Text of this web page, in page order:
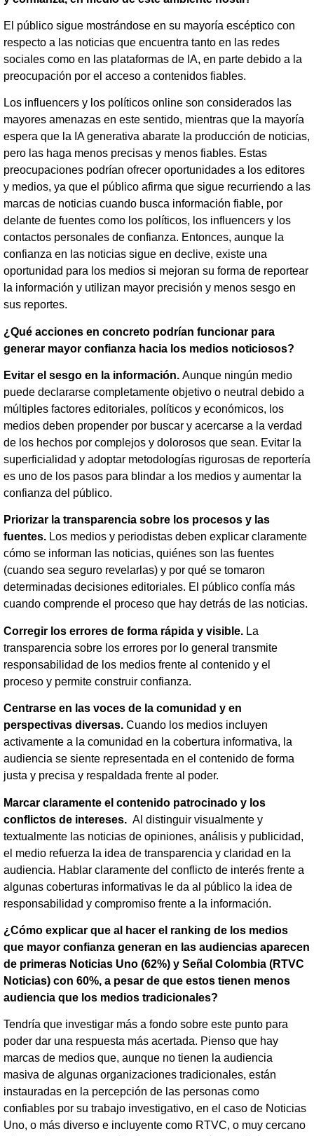
El público sigue mostrándose en su mayoría escéptico con
respecto a las noticias que encuentra tanto en las redes
sociales como en las plataformas de IA, en parte debido a la
preocupación por el acceso a contenidos fiables.
Los influencers y los políticos online son considerados las
mayores amenazas en este sentido, mientras que la mayoría
espera que la IA generativa abarate la producción de noticias,
pero las haga menos precisas y menos fiables. Estas
preocupaciones podrían ofrecer oportunidades a los editores
y medios, ya que el público afirma que sigue recurriendo a las
marcas de noticias cuando busca información fiable, por
delante de fuentes como los políticos, los influencers y los
contactos personales de confianza. Entonces, aunque la
confianza en las noticias sigue en declive, existe una
oportunidad para los medios si mejoran su forma de reportear
la información y utilizan mayor precisión y menos sesgo en
sus reportes.
¿Qué acciones en concreto podrían funcionar para
generar mayor confianza hacia los medios noticiosos?
Evitar el sesgo en la información. Aunque ningún medio
puede declararse completamente objetivo o neutral debido a
múltiples factores editoriales, políticos y económicos, los
medios deben propender por buscar y acercarse a la verdad
de los hechos por complejos y dolorosos que sean. Evitar la
superficialidad y adoptar metodologías rigurosas de reportería
es uno de los pasos para blindar a los medios y aumentar la
confianza del público.
Priorizar la transparencia sobre los procesos y las
fuentes. Los medios y periodistas deben explicar claramente
cómo se informan las noticias, quiénes son las fuentes
(cuando sea seguro revelarlas) y por qué se tomaron
determinadas decisiones editoriales. El público confía más
cuando comprende el proceso que hay detrás de las noticias.
Corregir los errores de forma rápida y visible. La
transparencia sobre los errores por lo general transmite
responsabilidad de los medios frente al contenido y el
proceso y permite construir confianza.
Centrarse en las voces de la comunidad y en
perspectivas diversas. Cuando los medios incluyen
activamente a la comunidad en la cobertura informativa, la
audiencia se siente representada en el contenido de forma
justa y precisa y respaldada frente al poder.
Marcar claramente el contenido patrocinado y los
conflictos de intereses. Al distinguir visualmente y
textualmente las noticias de opiniones, análisis y publicidad,
el medio refuerza la idea de transparencia y claridad en la
audiencia. Hablar claramente del conflicto de interés frente a
algunas coberturas informativas le da al público la idea de
responsabilidad y compromiso frente a la información.
¿Cómo explicar que al hacer el ranking de los medios
que mayor confianza generan en las audiencias aparecen
de primeras Noticias Uno (62%) y Señal Colombia (RTVC
Noticias) con 60%, a pesar de que estos tienen menos
audiencia que los medios tradicionales?
Tendría que investigar más a fondo sobre este punto para
poder dar una respuesta más acertada. Pienso que hay
marcas de medios que, aunque no tienen la audiencia
masiva de algunas organizaciones tradicionales, están
instauradas en la percepción de las personas como
confiables por su trabajo investigativo, en el caso de Noticias
Uno, o más diverso e incluyente como RTVC, o muy cercano